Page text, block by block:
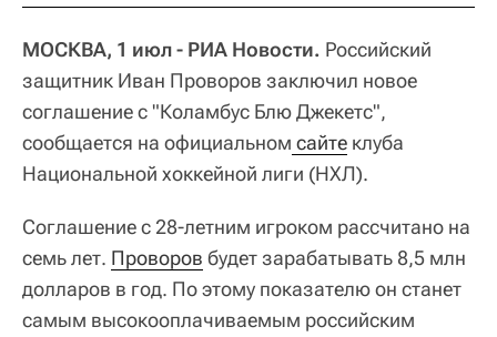
МОСКВА, 1 июл - РИА Новости. Российский
защитник Иван Проворов заключил новое
соглашение с "Коламбус Блю Джекетс",
сообщается на официальном сайте клуба
Национальной хоккейной лиги (НХЛ).
Соглашение с 28-летним игроком рассчитано на
семь лет. Проворов будет зарабатывать 8,5 млн
долларов в год. По этому показателю он станет
самым высокооплачиваемым российским